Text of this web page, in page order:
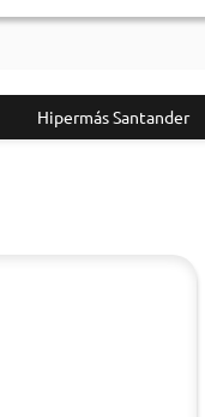
Hipermás Santander